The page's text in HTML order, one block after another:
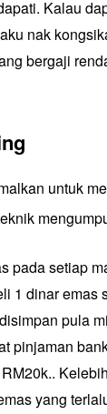
Kalau
nak
bergaji
untuk
pada setiap
1 dinar emas
pula
pinjaman
yang